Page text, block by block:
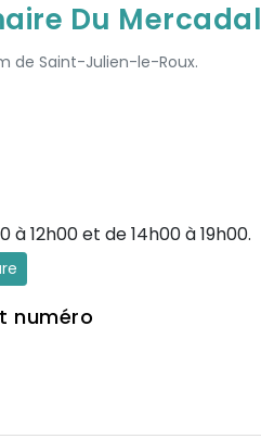
Du Mercadal
de Saint-Julien-le-Roux.
12h00 et de 14h00 à 19h00.
numéro